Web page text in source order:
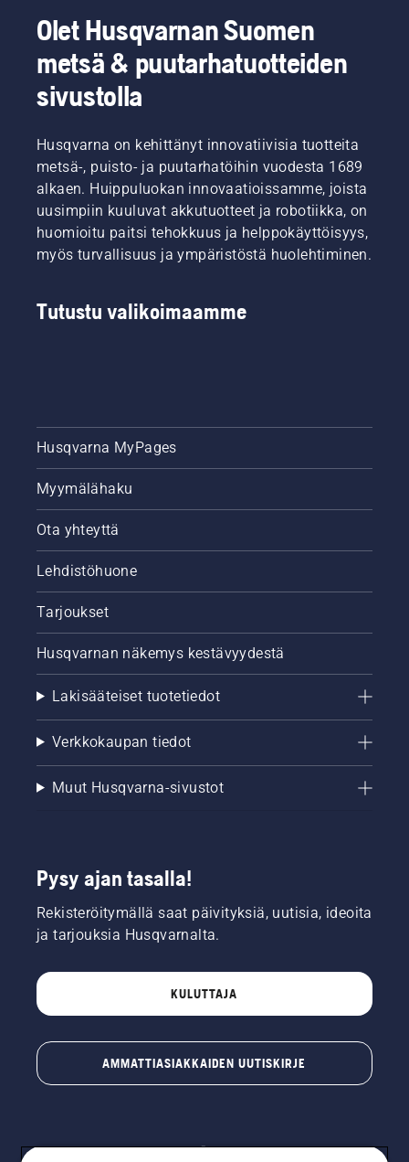
Olet Husqvarnan Suomen
metsä & puutarhatuotteiden
sivustolla
Husqvarna on kehittänyt innovatiivisia tuotteita
metsä-, puisto- ja puutarhatöihin vuodesta 1689
alkaen. Huippuluokan innovaatioissamme, joista
uusimpiin kuuluvat akkutuotteet ja robotiikka, on
huomioitu paitsi tehokkuus ja helppokäyttöisyys,
myös turvallisuus ja ympäristöstä huolehtiminen.
Tutustu valikoimaamme
Husqvarna MyPages
Myymälähaku
Ota yhteyttä
Lehdistöhuone
Tarjoukset
Husqvarnan näkemys kestävyydestä
Lakisääteiset tuotetiedot
Verkkokaupan tiedot
Muut Husqvarna-sivustot
Pysy ajan tasalla!
Rekisteröitymällä saat päivityksiä, uutisia, ideoita
ja tarjouksia Husqvarnalta.
KULUTTAJA
AMMATTIASIAKKAIDEN UUTISKIRJE